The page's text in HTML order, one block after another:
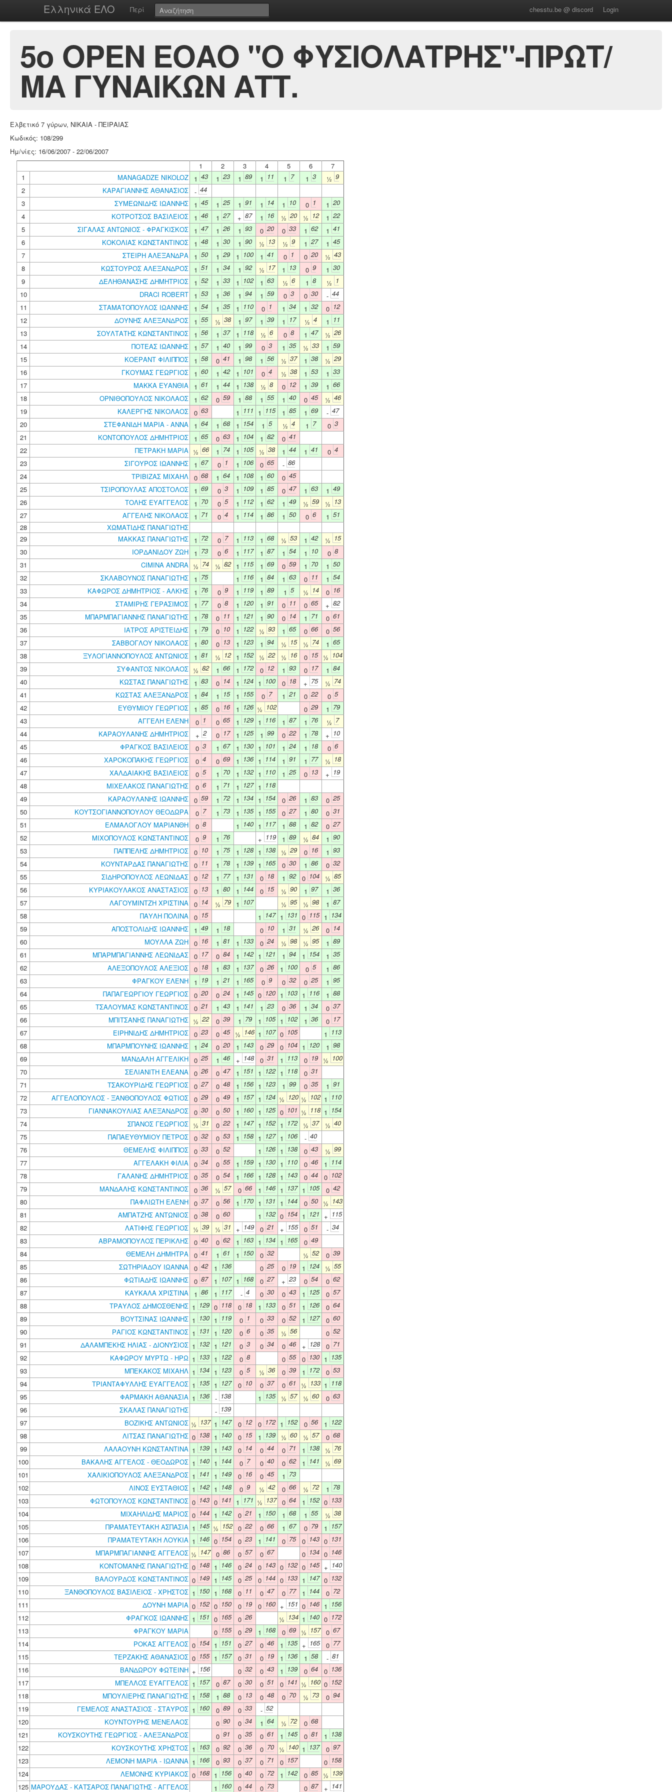
Ελληνικά ΕΛΟ Περί chesstu.be @ discord Login
5ο ΟΡΕΝ ΕΟΑΟ "Ο ΦΥΣΙΟΛΑΤΡΗΣ"-ΠΡΩΤ/
ΜΑ ΓΥΝΑΙΚΩΝ ΑΤΤ.
Ελβετικό 7 γύρων, ΝΙΚΑΙΑ - ΠΕΙΡΑΙΑΣ
Κωδικός: 108/299
Ημ/νίες: 16/06/2007 - 22/06/2007
1
2 3 4 5 6
7
1
MANAGADZE NIKOLOZ 1 43 1 23 1 89 1 11 1 7 1 3 ½ 9
2
ΚΑΡΑΓΙΑΝΝΗΣ ΑΘΑΝΑΣΙΟΣ - 44
3
ΣΥΜΕΩΝΙΔΗΣ ΙΩΑΝΝΗΣ 1 45 1 25 1 91 1 14 1 10 0 1 1 20
4
ΚΟΤΡΟΤΣΟΣ ΒΑΣΙΛΕΙΟΣ 1 46 1 27 + 87 1 16 ½ 20 ½ 12 1 22
5
ΣΙΓΑΛΑΣ ΑΝΤΩΝΙΟΣ - ΦΡΑΓΚΙΣΚΟΣ 1 47 1 26 1 93 0 20 0 33 1 62 1 41
6
ΚΟΚΟΛΙΑΣ ΚΩΝΣΤΑΝΤΙΝΟΣ 1 48 1 30 1 90 ½ 13 ½ 9 1 27 1 45
7
ΣΤΕΙΡΗ ΑΛΕΞΑΝΔΡΑ 1 50 1 29 1 100 1 41 0 1 0 20 ½ 43
8
ΚΩΣΤΟΥΡΟΣ ΑΛΕΞΑΝΔΡΟΣ 1 51 1 34 1 92 ½ 17 1 13 0 9 1 30
9
ΔΕΛΗΘΑΝΑΣΗΣ ΔΗΜΗΤΡΙΟΣ 1 52 1 33 1 102 1 63 ½ 6 1 8 ½ 1
10
DRACI ROBERT 1 53 1 36 1 94 1 59 0 3 0 30 - 44
11
ΣΤΑΜΑΤΟΠΟΥΛΟΣ ΙΩΑΝΝΗΣ 1 54 1 35 1 110 0 1 1 34 1 32 0 12
12
ΔΟΥΝΗΣ ΑΛΕΞΑΝΔΡΟΣ 1 55 ½ 38 1 97 1 39 1 17 ½ 4 1 11
13
ΣΟΥΛΤΑΤΗΣ ΚΩΝΣΤΑΝΤΙΝΟΣ 1 56 1 37 1 118 ½ 6 0 8 1 47 ½ 26
14
ΠΟΤΕΑΣ ΙΩΑΝΝΗΣ 1 57 1 40 1 99 0 3 1 35 ½ 33 1 59
15
ΚΟΕΡΑΝΤ ΦΙΛΙΠΠΟΣ 1 58 0 41 1 98 1 56 ½ 37 1 38 ½ 29
16
ΓΚΟΥΜΑΣ ΓΕΩΡΓΙΟΣ 1 60 1 42 1 101 0 4 ½ 38 1 53 1 33
17
ΜΑΚΚΑ ΕΥΑΝΘΙΑ 1 61 1 44 1 138 ½ 8 0 12 1 39 1 66
18
ΟΡΝΙΘΟΠΟΥΛΟΣ ΝΙΚΟΛΑΟΣ 1 62 0 59 1 88 1 55 1 40 0 45 ½ 46
19
ΚΑΛΕΡΓΗΣ ΝΙΚΟΛΑΟΣ 0 63 1 111 1 115 1 85 1 69 - 47
20
ΣΤΕΦΑΝΙΔΗ ΜΑΡΙΑ - ΑΝΝΑ 1 64 1 68 1 154 1 5 ½ 4 1 7 0 3
21
ΚΟΝΤΟΠΟΥΛΟΣ ΔΗΜΗΤΡΙΟΣ 1 65 0 63 1 104 1 82 0 41
22
ΠΕΤΡΑΚΗ ΜΑΡΙΑ ½ 66 1 74 1 105 ½ 38 1 44 1 41 0 4
23
ΣΙΓΟΥΡΟΣ ΙΩΑΝΝΗΣ 1 67 0 1 1 106 0 65 - 86
24
ΤΡΙΒΙΖΑΣ ΜΙΧΑΗΛ 0 68 1 64 1 108 1 60 0 45
25
ΤΣΙΡΟΠΟΥΛΑΣ ΑΠΟΣΤΟΛΟΣ 1 69 0 3 1 109 1 85 0 47 1 63 1 49
26
ΤΟΛΗΣ ΕΥΑΓΓΕΛΟΣ 1 70 0 5 1 112 1 62 1 49 ½ 59 ½ 13
27
ΑΓΓΕΛΗΣ ΝΙΚΟΛΑΟΣ 1 71 0 4 1 114 1 86 1 50 0 6 1 51
28
ΧΩΜΑΤΙΔΗΣ ΠΑΝΑΓΙΩΤΗΣ
29
ΜΑΚΚΑΣ ΠΑΝΑΓΙΩΤΗΣ 1 72 0 7 1 113 1 68 ½ 53 1 42 ½ 15
30
ΙΟΡΔΑΝΙΔΟΥ ΖΩΗ 1 73 0 6 1 117 1 87 1 54 1 10 0 8
31
CIMINA ANDRA ½ 74 ½ 82 1 115 1 69 0 59 1 70 1 50
32
ΣΚΛΑΒΟΥΝΟΣ ΠΑΝΑΓΙΩΤΗΣ 1 75 1 116 1 84 1 63 0 11 1 54
33
ΚΑΦΩΡΟΣ ΔΗΜΗΤΡΙΟΣ - ΑΛΚΗΣ 1 76 0 9 1 119 1 89 1 5 ½ 14 0 16
34
ΣΤΑΜΙΡΗΣ ΓΕΡΑΣΙΜΟΣ 1 77 0 8 1 120 1 91 0 11 0 65 + 82
35
ΜΠΑΡΜΠΑΓΙΑΝΝΗΣ ΠΑΝΑΓΙΩΤΗΣ 1 78 0 11 1 121 1 90 0 14 1 71 0 61
36
ΙΑΤΡΟΣ ΑΡΙΣΤΕΙΔΗΣ 1 79 0 10 1 122 ½ 93 1 65 0 66 0 56
37
ΣΑΒΒΟΓΛΟΥ ΝΙΚΟΛΑΟΣ 1 80 0 13 1 123 1 94 ½ 15 ½ 74 1 65
38
ΞΥΛΟΓΙΑΝΝΟΠΟΥΛΟΣ ΑΝΤΩΝΙΟΣ 1 81 ½ 12 1 152 ½ 22 ½ 16 0 15 ½ 104
39
ΣΥΦΑΝΤΟΣ ΝΙΚΟΛΑΟΣ ½ 82 1 66 1 172 0 12 1 93 0 17 1 84
40
ΚΩΣΤΑΣ ΠΑΝΑΓΙΩΤΗΣ 1 83 0 14 1 124 1 100 0 18 + 75 ½ 74
41
ΚΩΣΤΑΣ ΑΛΕΞΑΝΔΡΟΣ 1 84 1 15 1 155 0 7 1 21 0 22 0 5
42
ΕΥΘΥΜΙΟΥ ΓΕΩΡΓΙΟΣ 1 85 0 16 1 126 ½ 102 0 29 1 79
43
ΑΓΓΕΛΗ ΕΛΕΝΗ 0 1 0 65 1 129 1 116 1 87 1 76 ½ 7
44
ΚΑΡΑΟΥΛΑΝΗΣ ΔΗΜΗΤΡΙΟΣ + 2 0 17 1 125 1 99 0 22 1 78 + 10
45
ΦΡΑΓΚΟΣ ΒΑΣΙΛΕΙΟΣ 0 3 1 67 1 130 1 101 1 24 1 18 0 6
46
ΧΑΡΟΚΟΠΑΚΗΣ ΓΕΩΡΓΙΟΣ 0 4 0 69 1 136 1 114 1 91 1 77 ½ 18
47
ΧΑΛΔΑΙΑΚΗΣ ΒΑΣΙΛΕΙΟΣ 0 5 1 70 1 132 1 110 1 25 0 13 + 19
48
ΜΙΧΕΛΑΚΟΣ ΠΑΝΑΓΙΩΤΗΣ 0 6 1 71 1 127 1 118
49
ΚΑΡΑΟΥΛΑΝΗΣ ΙΩΑΝΝΗΣ 0 59 1 72 1 134 1 154 0 26 1 83 0 25
50
ΚΟΥΤΣΟΓΙΑΝΝΟΠΟΥΛΟΥ ΘΕΟΔΩΡΑ 0 7 1 73 1 135 1 155 0 27 1 80 0 31
51
ΕΛΜΑΛΟΓΛΟΥ ΜΑΡΙΑΝΘΗ 0 8 1 140 1 117 1 88 1 82 0 27
52
ΜΙΧΟΠΟΥΛΟΣ ΚΩΝΣΤΑΝΤΙΝΟΣ 0 9 1 76 + 119 1 89 ½ 84 1 90
53
ΠΑΠΠΕΛΗΣ ΔΗΜΗΤΡΙΟΣ 0 10 1 75 1 128 1 138 ½ 29 0 16 1 93
54
ΚΟΥΝΤΑΡΔΑΣ ΠΑΝΑΓΙΩΤΗΣ 0 11 1 78 1 139 1 165 0 30 1 86 0 32
55
ΣΙΔΗΡΟΠΟΥΛΟΣ ΛΕΩΝΙΔΑΣ 0 12 1 77 1 131 0 18 1 92 0 104 ½ 85
56
ΚΥΡΙΑΚΟΥΛΑΚΟΣ ΑΝΑΣΤΑΣΙΟΣ 0 13 1 80 1 144 0 15 ½ 90 1 97 1 36
57
ΛΑΓΟΥΜΙΝΤΖΗ ΧΡΙΣΤΙΝΑ 0 14 ½ 79 1 107 ½ 95 ½ 98 1 87
58
ΠΑΥΛΗ ΠΟΛΙΝΑ 0 15 1 147 1 131 0 115 1 134
59
ΑΠΟΣΤΟΛΙΔΗΣ ΙΩΑΝΝΗΣ 1 49 1 18 0 10 1 31 ½ 26 0 14
60
ΜΟΥΛΛΑ ΖΩΗ 0 16 1 81 1 133 0 24 ½ 98 ½ 95 1 89
61
ΜΠΑΡΜΠΑΓΙΑΝΝΗΣ ΛΕΩΝΙΔΑΣ 0 17 0 84 1 142 1 121 1 94 1 154 1 35
62
ΑΛΕΞΟΠΟΥΛΟΣ ΑΛΕΞΙΟΣ 0 18 1 83 1 137 0 26 1 100 0 5 1 86
63
ΦΡΑΓΚΟΥ ΕΛΕΝΗ 1 19 1 21 1 165 0 9 0 32 0 25 1 95
64
ΠΑΠΑΓΕΩΡΓΙΟΥ ΓΕΩΡΓΙΟΣ 0 20 0 24 1 145 0 120 1 103 1 116 1 88
65
ΤΣΑΛΟΥΜΑΣ ΚΩΝΣΤΑΝΤΙΝΟΣ 0 21 1 43 1 141 1 23 0 36 1 34 0 37
66
ΜΠΙΤΣΑΝΗΣ ΠΑΝΑΓΙΩΤΗΣ ½ 22 0 39 1 79 1 105 1 102 1 36 0 17
67
ΕΙΡΗΝΙΔΗΣ ΔΗΜΗΤΡΙΟΣ 0 23 0 45 ½ 146 1 107 0 105 1 113
68
ΜΠΑΡΜΠΟΥΝΗΣ ΙΩΑΝΝΗΣ 1 24 0 20 1 143 0 29 0 104 1 120 1 98
69
ΜΑΝΔΑΛΗ ΑΓΓΕΛΙΚΗ 0 25 1 46 + 148 0 31 1 113 0 19 ½ 100
70
ΣΕΛΙΑΝΙΤΗ ΕΛΕΑΝΑ 0 26 0 47 1 151 1 122 1 118 0 31
71
ΤΣΑΚΟΥΡΙΔΗΣ ΓΕΩΡΓΙΟΣ 0 27 0 48 1 156 1 123 1 99 0 35 1 91
72
ΑΓΓΕΛΟΠΟΥΛΟΣ - ΞΑΝΘΟΠΟΥΛΟΣ ΦΩΤΙΟΣ 0 29 0 49 1 157 1 124 ½ 120 ½ 102 1 110
73
ΓΙΑΝΝΑΚΟΥΛΙΑΣ ΑΛΕΞΑΝΔΡΟΣ 0 30 0 50 1 160 1 125 0 101 ½ 118 1 154
74
ΣΠΑΝΟΣ ΓΕΩΡΓΙΟΣ ½ 31 0 22 1 147 1 152 1 172 ½ 37 ½ 40
75
ΠΑΠΑΕΥΘΥΜΙΟΥ ΠΕΤΡΟΣ 0 32 0 53 1 158 1 127 1 106 - 40
76
ΘΕΜΕΛΗΣ ΦΙΛΙΠΠΟΣ 0 33 0 52 1 126 1 138 0 43 ½ 99
77
ΑΓΓΕΛΑΚΗ ΦΙΛΙΑ 0 34 0 55 1 159 1 130 1 110 0 46 1 114
78
ΓΑΛΑΝΗΣ ΔΗΜΗΤΡΙΟΣ 0 35 0 54 1 166 1 128 1 143 0 44 0 102
79
ΜΑΝΔΑΛΗΣ ΚΩΝΣΤΑΝΤΙΝΟΣ 0 36 ½ 57 0 66 1 146 1 137 1 105 0 42
80
ΠΑΦΛΙΩΤΗ ΕΛΕΝΗ 0 37 0 56 1 170 1 131 1 144 0 50 ½ 143
81
ΑΜΠΑΤΖΗΣ ΑΝΤΩΝΙΟΣ 0 38 0 60 1 132 0 154 1 121 + 115
82
ΛΑΤΙΦΗΣ ΓΕΩΡΓΙΟΣ ½ 39 ½ 31 + 149 0 21 + 155 0 51 - 34
83
ΑΒΡΑΜΟΠΟΥΛΟΣ ΠΕΡΙΚΛΗΣ 0 40 0 62 1 163 1 134 1 165 0 49
84
ΘΕΜΕΛΗ ΔΗΜΗΤΡΑ 0 41 1 61 1 150 0 32 ½ 52 0 39
85
ΣΩΤΗΡΙΑΔΟΥ ΙΩΑΝΝΑ 0 42 1 136 0 25 0 19 1 124 ½ 55
86
ΦΩΤΙΑΔΗΣ ΙΩΑΝΝΗΣ 0 87 1 107 1 168 0 27 + 23 0 54 0 62
87
ΚΑΥΚΑΛΑ ΧΡΙΣΤΙΝΑ 1 86 1 117 - 4 0 30 0 43 1 125 0 57
88
ΤΡΑΥΛΟΣ ΔΗΜΟΣΘΕΝΗΣ 1 129 0 118 0 18 1 133 0 51 1 126 0 64
89
ΒΟΥΤΣΙΝΑΣ ΙΩΑΝΝΗΣ 1 130 1 119 0 1 0 33 0 52 1 127 0 60
90
ΡΑΓΙΟΣ ΚΩΝΣΤΑΝΤΙΝΟΣ 1 131 1 120 0 6 0 35 ½ 56 0 52
91
ΔΑΛΑΜΠΕΚΗΣ ΗΛΙΑΣ - ΔΙΟΝΥΣΙΟΣ 1 132 1 121 0 3 0 34 0 46 + 128 0 71
92
ΚΑΦΩΡΟΥ ΜΥΡΤΩ - ΗΡΩ 1 133 1 122 0 8 0 55 0 130 1 135
93
ΜΠΕΚΑΚΟΣ ΜΙΧΑΗΛ 1 134 1 123 0 5 ½ 36 0 39 1 172 0 53
94
ΤΡΙΑΝΤΑΦΥΛΛΗΣ ΕΥΑΓΓΕΛΟΣ 1 135 1 127 0 10 0 37 0 61 ½ 133 1 118
95
ΦΑΡΜΑΚΗ ΑΘΑΝΑΣΙΑ 1 136 - 138 1 135 ½ 57 ½ 60 0 63
96
ΣΚΑΛΑΣ ΠΑΝΑΓΙΩΤΗΣ - 139
97
ΒΟΖΙΚΗΣ ΑΝΤΩΝΙΟΣ ½ 137 1 147 0 12 0 172 1 152 0 56 1 122
98
ΛΙΤΣΑΣ ΠΑΝΑΓΙΩΤΗΣ 0 138 1 140 0 15 1 139 ½ 60 ½ 57 0 68
99
ΛΑΛΑΟΥΝΗ ΚΩΝΣΤΑΝΤΙΝΑ 1 139 1 143 0 14 0 44 0 71 1 138 ½ 76
100
ΒΑΚΑΛΗΣ ΑΓΓΕΛΟΣ - ΘΕΟΔΩΡΟΣ 1 140 1 144 0 7 0 40 0 62 1 141 ½ 69
101
ΧΑΛΙΚΙΟΠΟΥΛΟΣ ΑΛΕΞΑΝΔΡΟΣ 1 141 1 149 0 16 0 45 1 73
102
ΛΙΝΟΣ ΕΥΣΤΑΘΙΟΣ 1 142 1 148 0 9 ½ 42 0 66 ½ 72 1 78
103
ΦΩΤΟΠΟΥΛΟΣ ΚΩΝΣΤΑΝΤΙΝΟΣ 0 143 0 141 1 171 ½ 137 0 64 1 152 0 133
104
ΜΙΧΑΗΛΙΔΗΣ ΜΑΡΙΟΣ 0 144 1 142 0 21 1 150 1 68 1 55 ½ 38
105
ΠΡΑΜΑΤΕΥΤΑΚΗ ΑΣΠΑΣΙΑ 1 145 ½ 152 0 22 0 66 1 67 0 79 1 157
106
ΠΡΑΜΑΤΕΥΤΑΚΗ ΛΟΥΚΙΑ 1 146 0 154 0 23 1 141 0 75 0 143 0 131
107
ΜΠΑΡΜΠΑΓΙΑΝΝΗΣ ΑΓΓΕΛΟΣ ½ 147 0 86 0 57 0 67 0 134 0 146
108
ΚΟΝΤΟΜΑΝΗΣ ΠΑΝΑΓΙΩΤΗΣ 0 148 1 146 0 24 0 143 0 132 0 145 + 140
109
ΒΑΛΟΥΡΔΟΣ ΚΩΝΣΤΑΝΤΙΝΟΣ 0 149 1 145 0 25 0 144 0 133 1 147 0 132
110
ΞΑΝΘΟΠΟΥΛΟΣ ΒΑΣΙΛΕΙΟΣ - ΧΡΗΣΤΟΣ 1 150 1 168 0 11 0 47 0 77 1 144 0 72
111
ΔΟΥΝΗ ΜΑΡΙΑ 0 152 0 150 0 19 0 160 + 151 0 146 1 156
112
ΦΡΑΓΚΟΣ ΙΩΑΝΝΗΣ 1 151 0 165 0 26 ½ 134 1 140 0 172
113
ΦΡΑΓΚΟΥ ΜΑΡΙΑ 0 155 0 29 1 168 0 69 ½ 157 0 67
114
ΡΟΚΑΣ ΑΓΓΕΛΟΣ 0 154 1 151 0 27 0 46 1 135 + 165 0 77
115
ΤΕΡΖΑΚΗΣ ΑΘΑΝΑΣΙΟΣ 0 155 1 157 0 31 0 19 1 136 1 58 - 81
116
ΒΑΝΔΩΡΟΥ ΦΩΤΕΙΝΗ + 156 0 32 0 43 1 139 0 64 0 136
117
ΜΠΕΛΛΟΣ ΕΥΑΓΓΕΛΟΣ 1 157 0 87 0 30 0 51 0 141 ½ 160 0 152
118
ΜΠΟΥΛΙΕΡΗΣ ΠΑΝΑΓΙΩΤΗΣ 1 158 1 88 0 13 0 48 0 70 ½ 73 0 94
119
ΓΕΜΕΛΟΣ ΑΝΑΣΤΑΣΙΟΣ - ΣΤΑΥΡΟΣ 1 160 0 89 0 33 - 52
120
ΚΟΥΝΤΟΥΡΗΣ ΜΕΝΕΛΑΟΣ 0 90 0 34 1 64 ½ 72 0 68
121
ΚΟΥΣΚΟΥΤΗΣ ΓΕΩΡΓΙΟΣ - ΑΛΕΞΑΝΔΡΟΣ 0 91 0 35 0 61 1 145 0 81 1 138
122
ΚΟΥΣΚΟΥΤΗΣ ΧΡΗΣΤΟΣ 1 163 0 92 0 36 0 70 ½ 140 1 137 0 97
123
ΛΕΜΟΝΗ ΜΑΡΙΑ - ΙΩΑΝΝΑ 1 166 0 93 0 37 0 71 0 157 0 158
124
ΛΕΜΟΝΗΣ ΚΥΡΙΑΚΟΣ 0 168 1 156 0 40 0 72 1 142 0 85 ½ 139
125 ΜΑΡΟΥΔΑΣ - ΚΑΤΣΑΡΟΣ ΠΑΝΑΓΙΩΤΗΣ - ΑΓΓΕΛΟΣ 1 160 0 44 0 73 0 87 + 141